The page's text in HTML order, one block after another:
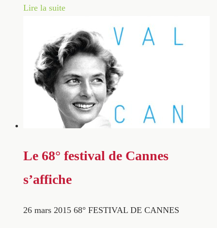
Lire la suite
Le 68° festival de Cannes
s’affiche
26 mars 2015 68° FESTIVAL DE CANNES